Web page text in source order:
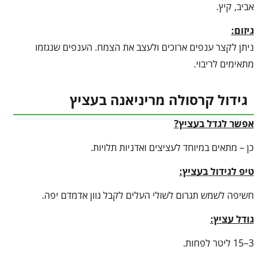
אביב, קיץ.
גיזום:
ניתן לקצר ענפים ארוכים ולעצב את הצמח. הענפים שנגזמו
מתאימים לריבוי.
גידול קרסולה מריניאנה בעציץ
אפשר לגדל בעציץ?
כן – מתאים במיוחד לעציצים ואדניות תלויות.
טיפ לגידול בעציץ:
חשיפה לשמש תגרום לשולי העלים לקבל גוון אדמדם יפה.
גודל עציץ:
3–15 ליטר לפחות.